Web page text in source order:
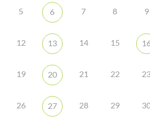
5 6 7 8 9
12 13 14 15
19 20 21 22
26 27 28 29